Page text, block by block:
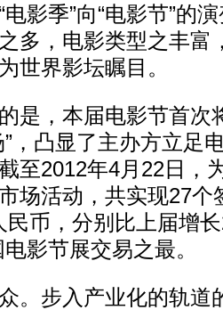
影季”向“电影节”的
多，电影类型之丰富
世界影坛瞩目。
，本届电影节首次
，凸显了主办方立足
至2012年4月22日，
场活动，共实现27个
币，分别比上届增
影节展交易之最。
步入产业化的轨道